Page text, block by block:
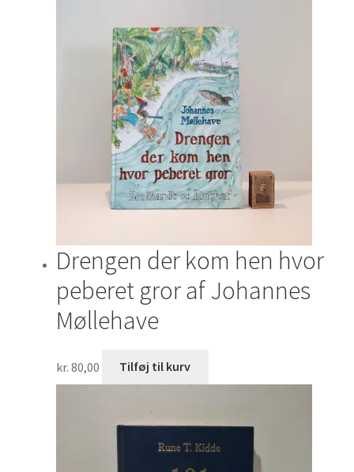
Drengen der kom hen hvor
peberet gror af Johannes
Møllehave
kr. 80,00 Tilføj til kurv